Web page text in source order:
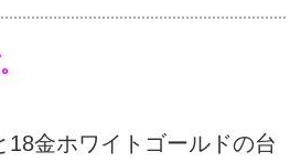
金ホワイトゴールドの台